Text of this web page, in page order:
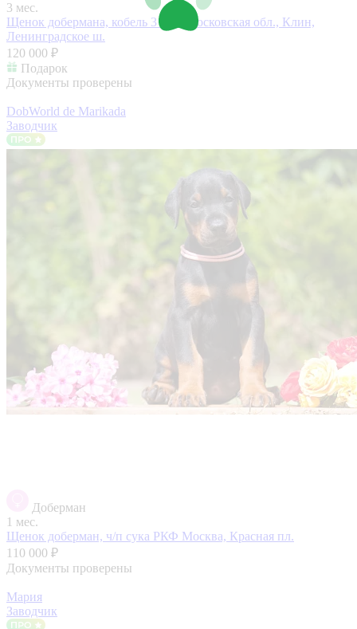
3 мес.
Щенок добермана, кобель 3 мес.
Московская обл., Клин,
Ленинградское ш.
120 000 ₽
Подарок
Документы проверены
DobWorld de Marikada
Заводчик
Доберман
1 мес.
Щенок доберман, ч/п сука РКФ Москва, Красная пл.
110 000 ₽
Документы проверены
Мария
Заводчик